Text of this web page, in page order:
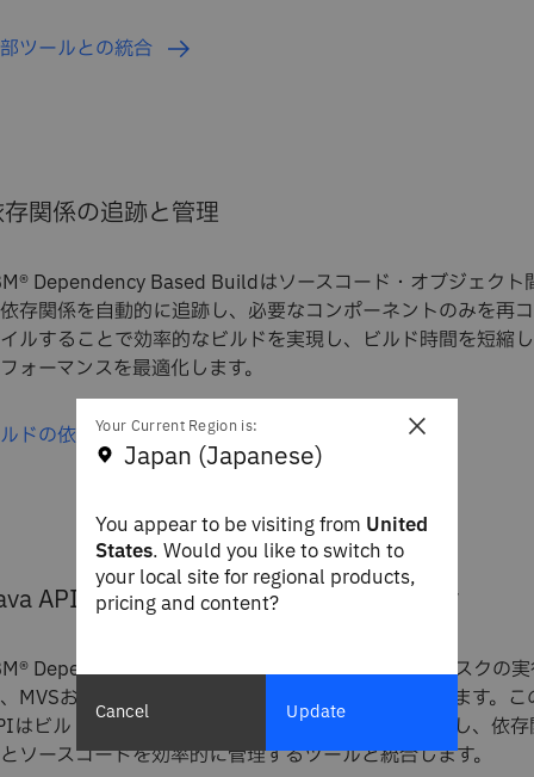
ツールとの統合
関係の追跡と管理
Dependency Based Buildはソースコード・オブジェクト
存関係を自動的に追跡し、必要なコンポーネントのみを再
ルすることで効率的なビルドを実現し、ビルド時間を短縮
ォーマンスを最適化します。
ドの依存関係を管理する方法
API for z/OSタスク・オートメーション
Dependency Based Buildを使用すると、z/OSタスクの
MVSおよびTSO/ISPFコマンドの実行が可能になります。こ
はビルド・プロセスのオートメーションをサポートし、依
ソースコードを効率的に管理するツールと統合します。
×
Your Current Region is:
Japan (Japanese)
You appear to be visiting from United
States. Would you like to switch to
your local site for regional products,
pricing and content?
Cancel Update